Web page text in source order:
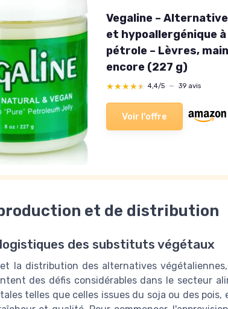
Vegaline –
et hypoallergénique
pétrole – Lèvres,
encore (227 g)
★★★★★
★★★★★ 4,4/5 — 39 avis
Voir l'offre
et de distribution
des substituts végétaux
la distribution des alternatives
des défis considérables dans le secteur
telles que celles issues du soja ou des